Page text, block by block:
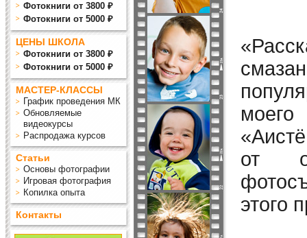
Фотокниги от 3800 ₽
Фотокниги от 5000 ₽
ЦЕНЫ ШКОЛА
Фотокниги от 3800 ₽
Фотокниги от 5000 ₽
МАСТЕР-КЛАССЫ
График проведения МК
Обновляемые
видеокурсы
Распродажа курсов
Статьи
Основы фотографии
Игровая фотография
Копилка опыта
Контакты
моего
от
этого